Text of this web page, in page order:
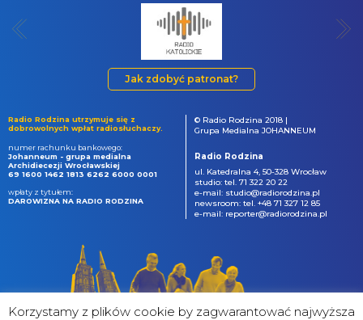
Jak zdobyć patronat?
Radio Rodzina utrzymuje się z
dobrowolnych wpłat radiosłuchaczy.
numer rachunku bankowego:
Johanneum - grupa medialna
Archidiecezji Wrocławskiej
69 1600 1462 1813 6262 6000 0001
wpłaty z tytułem:
DAROWIZNA NA RADIO RODZINA
© Radio Rodzina 2018 |
Grupa Medialna JOHANNEUM
Radio Rodzina
ul. Katedralna 4, 50-328 Wrocław
studio: tel. 71 322 20 22
e-mail: studio@radiorodzina.pl
newsroom: tel. +48 71 327 12 85
e-mail: reporter@radiorodzina.pl
Korzystamy z plików cookie by zagwarantować najwyższa